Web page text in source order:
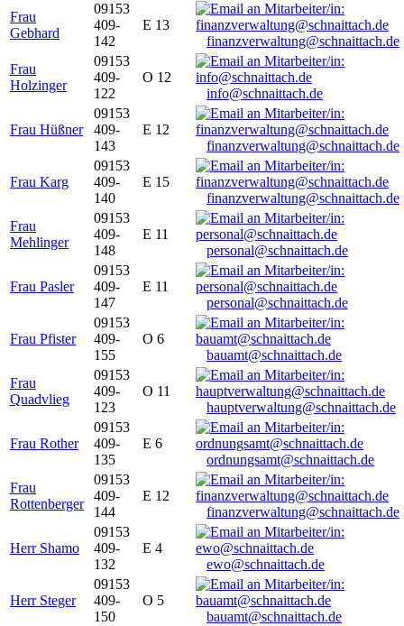
Frau
Gebhard
09153
409-
142
E 13
finanzverwaltung@schnaittach.de
Frau
Holzinger
09153
409-
122
O 12
info@schnaittach.de
Frau Hüßner
09153
409-
143
E 12
finanzverwaltung@schnaittach.de
Frau Karg
09153
409-
140
E 15
finanzverwaltung@schnaittach.de
Frau
Mehlinger
09153
409-
148
E 11
personal@schnaittach.de
Frau Pasler
09153
409-
147
E 11
personal@schnaittach.de
Frau Pfister
09153
409-
155
O 6
bauamt@schnaittach.de
Frau
Quadvlieg
09153
409-
123
O 11
hauptverwaltung@schnaittach.de
Frau Rother
09153
409-
135
E 6
ordnungsamt@schnaittach.de
Frau
Rottenberger
09153
409-
144
E 12
finanzverwaltung@schnaittach.de
Herr Shamo
09153
409-
132
E 4
ewo@schnaittach.de
Herr Steger
09153
409-
150
O 5
bauamt@schnaittach.de